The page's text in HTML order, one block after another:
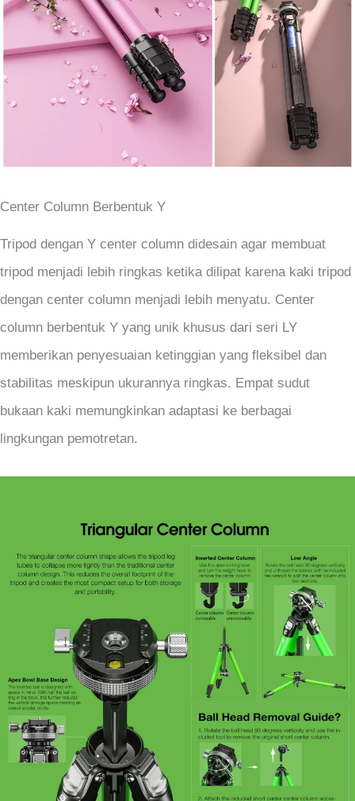
Center Column Berbentuk Y
Tripod dengan Y center column didesain agar membuat
tripod menjadi lebih ringkas ketika dilipat karena kaki tripod
dengan center column menjadi lebih menyatu. Center
column berbentuk Y yang unik khusus dari seri LY
memberikan penyesuaian ketinggian yang fleksibel dan
stabilitas meskipun ukurannya ringkas. Empat sudut
bukaan kaki memungkinkan adaptasi ke berbagai
lingkungan pemotretan.